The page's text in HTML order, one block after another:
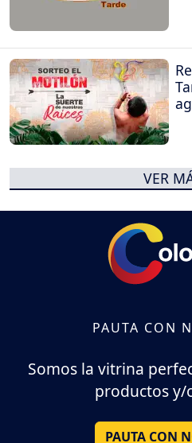
VER
PAUTA CON
Somos la vitrina
productos y/
PAUTA CON